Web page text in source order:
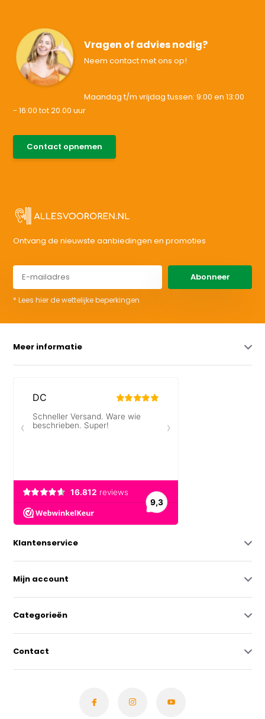
Vragen of advies nodig?
Neem contact met ons op!
Maandag t/m vrijdag tussen: 9:00 en 13:00
- 16:00 tot 20.00 uur
Contact opnemen
Ontvang de nieuwste aanbiedingen en promoties
Abonneer
* Lees hier de wettelijke beperkingen
Meer informatie
Klantenservice
Mijn account
Categorieën
Contact